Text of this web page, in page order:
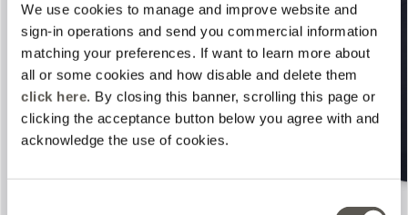
We use cookies to manage and improve website and
sign-in operations and send you commercial information
matching your preferences. If want to learn more about
all or some cookies and how disable and delete them
click here. By closing this banner, scrolling this page or
clicking the acceptance button below you agree with and
acknowledge the use of cookies.